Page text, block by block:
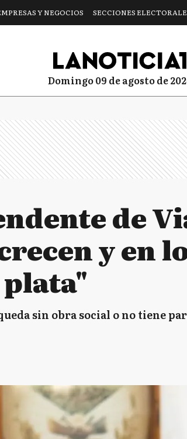
Y NEGOCIOS SECCIONES
domingo 09 de agosto de
de
y en
plata"
sin obra social o no tiene